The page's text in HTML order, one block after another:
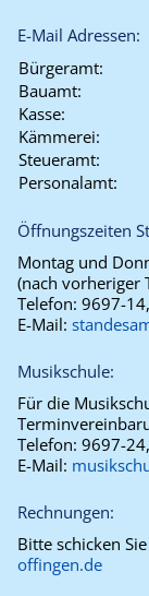
E-Mail Adressen:
Bürgeramt:
Bauamt:
Kasse:
Kämmerei:
Steueramt:
Personalamt:
Öffnungszeiten
Montag und
(nach vorheriger
Telefon: 9697-
E-Mail:
Musikschule:
Für die
Telefon: 9697-
E-Mail:
Rechnungen:
Bitte schicken
offingen.de